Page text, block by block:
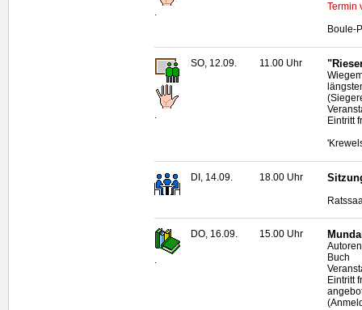
.
Termin
Boule-
.
SO, 12.09. 11.00 Uhr
Eintritt
DI, 14.09. 18.00 Uhr
.
DO, 16.09. 15.00 Uhr
Buch
Eintritt